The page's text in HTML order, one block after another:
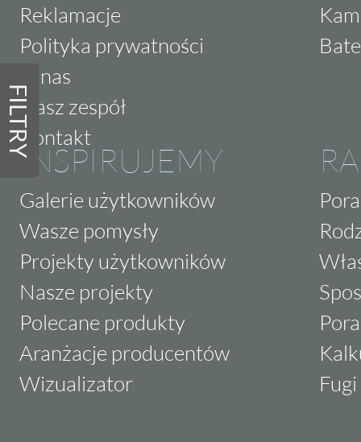
FILTRY
Reklamacje
Polityka prywatności
O nas
Nasz zespół
Kontakt
INSPIRUJEMY
Galerie użytkowników
Wasze pomysły
Projekty użytkowników
Nasze projekty
Polecane produkty
Aranżacje producentów
Wizualizator